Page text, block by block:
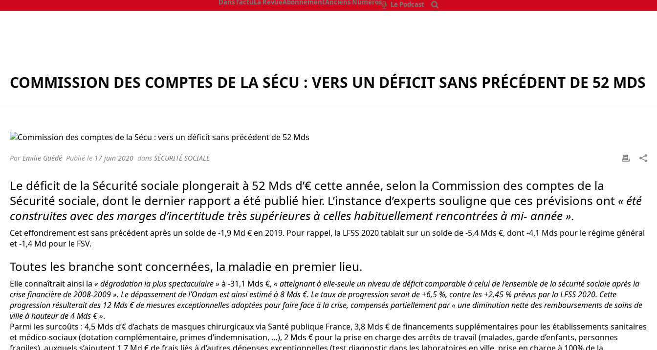
Dans l’actu La RevueAbonnementAnciens Numéros Le Podcast
COMMISSION DES COMPTES DE LA SÉCU : VERS UN DÉFICIT SANS PRÉCÉDENT DE 52 MDS
Par Emilie Guédé Publié le 17 juin 2020 dans SÉCURITÉ SOCIALE
Le déficit de la Sécurité sociale plongerait à 52 Mds d’€ cette année, selon la Commission des comptes de la
Sécurité sociale, dont le dernier rapport a été publié hier. L’instance d’experts souligne que ces prévisions ont « été
construites avec des marges d’incertitude très supérieures à celles habituellement rencontrées à mi- année ».
Cet effondrement est sans précédent après un solde de -1,9 Md € en 2019. Pour rappel, la LFSS 2020 tablait sur un solde de -5,4 Mds €, dont -4,1 Mds pour le régime général
et -1,4 Md pour le FSV.
Toutes les branche sont concernées, la maladie en premier lieu.
Elle connaîtrait ainsi la « dégradation la plus spectaculaire » à -31,1 Mds €, « atteignant à elle-seule un niveau de déficit comparable à celui de l’ensemble de la sécurité sociale après la
crise financière de 2008-2009 ». Le dépassement de l’Ondam est ainsi estimé à 8 Mds €. Le taux de progression serait de +6,5 %, contre les +2,45 % prévus par la LFSS 2020. Cette
progression résulterait des 12 Mds € de mesures exceptionnelles adoptées pour faire face à la crise, compensés partiellement par « une diminution nette des remboursements de soins de
ville à hauteur de 4 Mds € ».
Parmi les surcoûts : 4,5 Mds d’€ d’achats de masques chirurgicaux via Santé publique France, 3,8 Mds € de financements supplémentaires pour les établissements sanitaires
et médico-sociaux (dotation complémentaire, primes d’indemnisation, …), 2 Mds € pour la prise en charge des arrêts de travail (malades, garde d’enfants, personnes